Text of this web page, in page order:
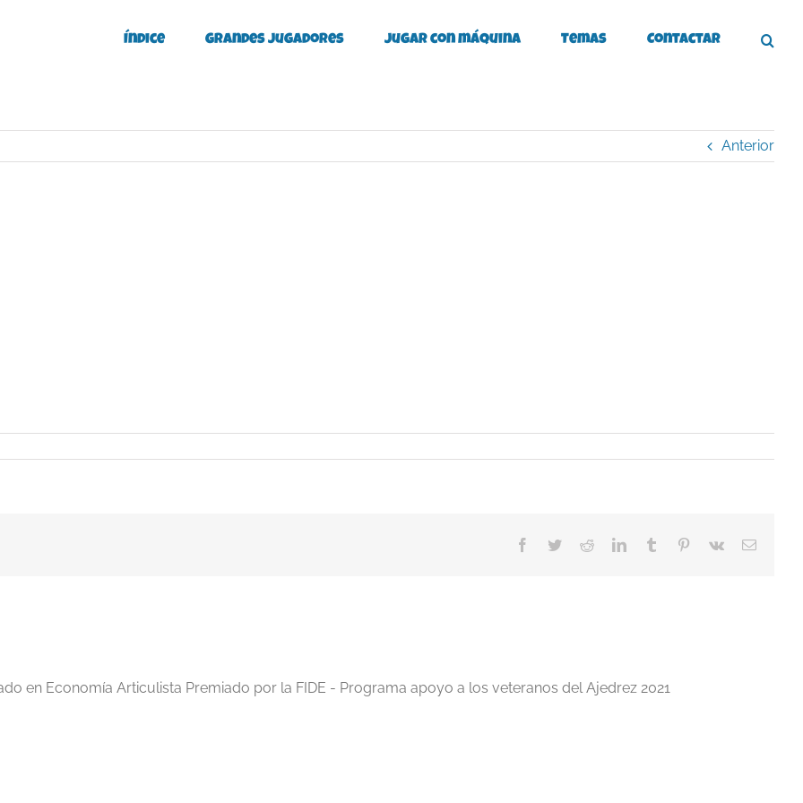
Índice Grandes Jugadores Jugar con máquina Temas Contactar
Anterior
Facebook
TwitterRedditLinkedInTumblr Pinterest
Vk
Correo
en Economía Articulista Premiado por la FIDE - Programa apoyo a los veteranos del Ajedrez 2021